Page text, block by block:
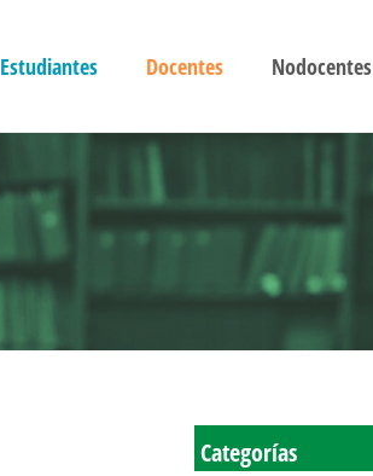
Estudiantes Docentes Nodocentes
Categorías